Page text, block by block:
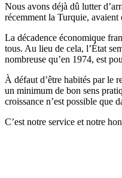
Nous avons déjà dû lutter
récemment la Turquie, avaient
La décadence économique
tous. Au lieu de cela, l’État
nombreuse qu’en 1974, est
À défaut d’être habités par le
un minimum de bon sens
croissance n’est possible que
C’est notre service et notre